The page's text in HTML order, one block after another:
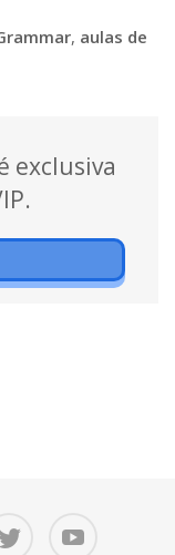
, aulas de
exclusiva